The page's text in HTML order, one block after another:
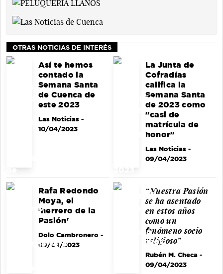
OTRAS NOTICIAS DE INTERÉS
Así te hemos
contado la
Semana Santa
de Cuenca de
este 2023
Las Noticias-
10/04/2023
La Junta de
Cofradías
califica la
Semana Santa
de 2023 como
"casi de
matrícula de
honor"
Las Noticias-
09/04/2023
Rafa Redondo
Moya, el
'herrero de la
Pasión'
Dolo Cambronero-
09/04/2023
“Nuestra Pasión
se ha asentado
en estos años
como un
fenómeno socio
religioso”
Rubén M. Checa-
09/04/2023